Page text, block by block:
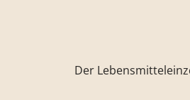
Der